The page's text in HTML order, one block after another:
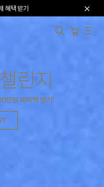
혜택 받기
카트 열기
대
을 새로 쓰다
린지
만원 페이백 받기!